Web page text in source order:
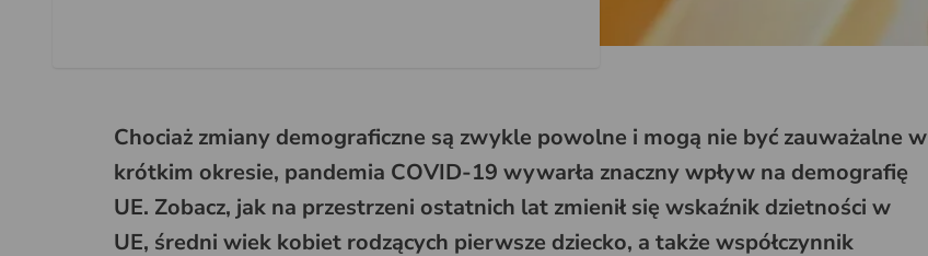
Chociaż zmiany demograficzne są zwykle powolne i mogą nie być zauważalne w
krótkim okresie, pandemia COVID-19 wywarła znaczny wpływ na demografię
UE. Zobacz, jak na przestrzeni ostatnich lat zmienił się wskaźnik dzietności w
UE, średni wiek kobiet rodzących pierwsze dziecko, a także współczynnik